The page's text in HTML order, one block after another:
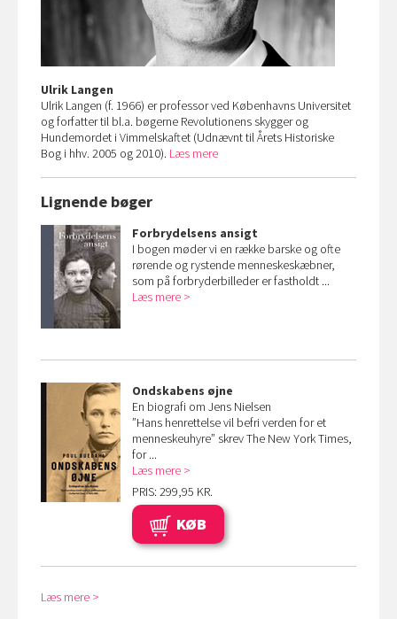
Ulrik Langen
Ulrik Langen (f. 1966) er professor ved Københavns Universitet
og forfatter til bl.a. bøgerne Revolutionens skygger og
Hundemordet i Vimmelskaftet (Udnævnt til Årets Historiske
Bog i hhv. 2005 og 2010). Læs mere
Lignende bøger
Forbrydelsens ansigt
I bogen møder vi en række barske og ofte
rørende og rystende menneskeskæbner,
som på forbryderbilleder er fastholdt ...
Læs mere
Ondskabens øjne
En biografi om Jens Nielsen
”Hans henrettelse vil befri verden for et
menneskeuhyre” skrev The New York Times,
for ...
Læs mere
PRIS: 299,95 KR.
KØB
Læs mere